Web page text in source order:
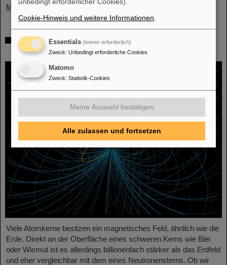
Mehr »
Physiker*innen testen Quantentheorie mit
Atomkernen aus einer Kernreaktion
Viele Atomkerne besitzen ein magnetisches Feld, ähnlich wie die
Erde. Direkt an der Oberfläche eines schweren Kerns wie Blei
oder Wismut ist es allerdings billionenfach stärker als das Erdfeld
und eher vergleichbar mit dem eines Neutronensterns. Ob wir
Cookie-Hinweis und weitere Informationen
Essentials (immer erforderlich)
Zweck: Unbedingt erforderliche Cookies
Matomo
Zweck: Statistik-Cookies
Meine Auswahl bestätigen
Alle zulassen und fortsetzen